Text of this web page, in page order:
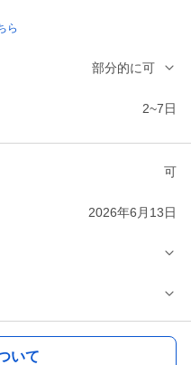
ら
部分的に可
2~7日
可
2026年6月13日
いて